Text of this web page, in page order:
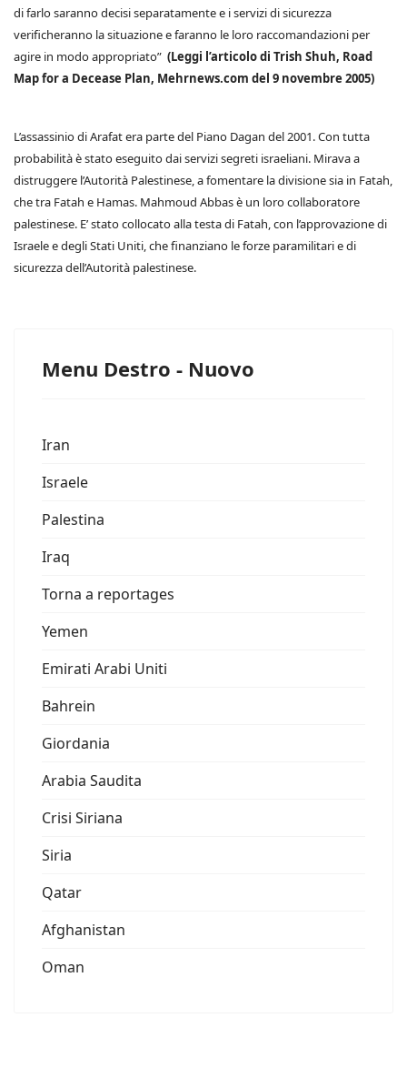
di farlo saranno decisi separatamente e i servizi di sicurezza
verificheranno la situazione e faranno le loro raccomandazioni per
agire in modo appropriato” (Leggi l’articolo di Trish Shuh, Road
Map for a Decease Plan, Mehrnews.com del 9 novembre 2005)
L’assassinio di Arafat era parte del Piano Dagan del 2001. Con tutta
probabilità è stato eseguito dai servizi segreti israeliani. Mirava a
distruggere l’Autorità Palestinese, a fomentare la divisione sia in Fatah,
che tra Fatah e Hamas. Mahmoud Abbas è un loro collaboratore
palestinese. E’ stato collocato alla testa di Fatah, con l’approvazione di
Israele e degli Stati Uniti, che finanziano le forze paramilitari e di
sicurezza dell’Autorità palestinese.
Menu Destro - Nuovo
Iran
Israele
Palestina
Iraq
Torna a reportages
Yemen
Emirati Arabi Uniti
Bahrein
Giordania
Arabia Saudita
Crisi Siriana
Siria
Qatar
Afghanistan
Oman